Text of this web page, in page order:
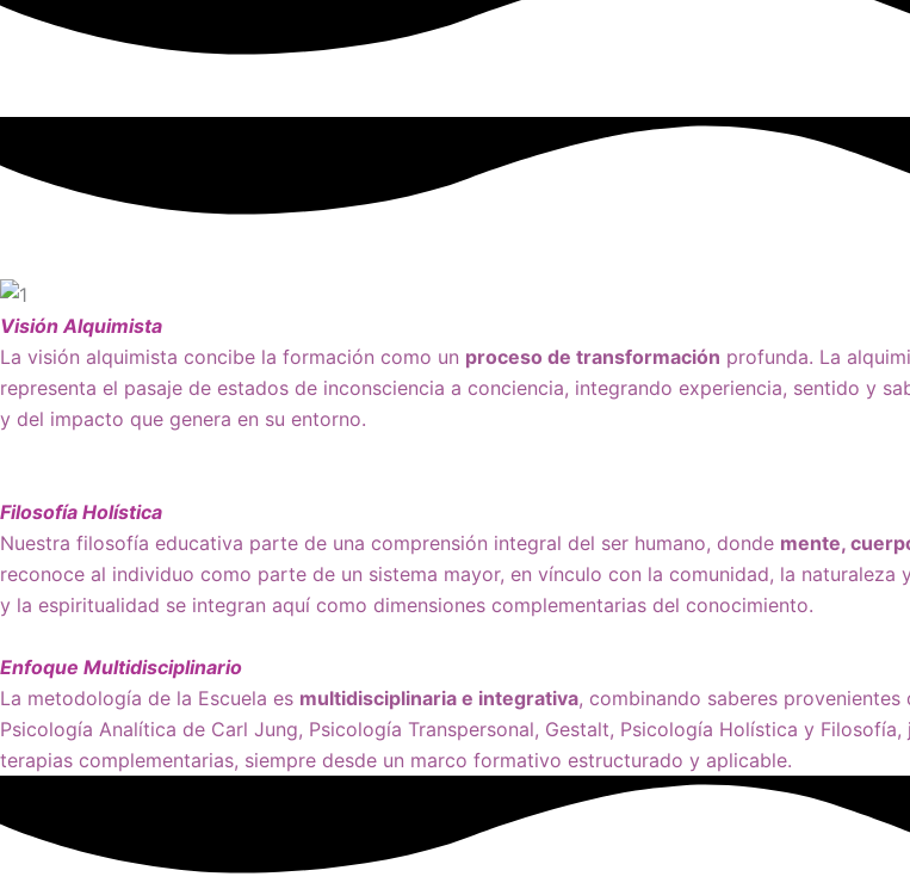
Visión Alquimista
La visión alquimista concibe la formación como un proceso de transformación profunda. La
representa el pasaje de estados de inconsciencia a conciencia, integrando experiencia, sentido y
y del impacto que genera en su entorno.
Filosofía Holística
Nuestra filosofía educativa parte de una comprensión integral del ser humano, donde mente,
reconoce al individuo como parte de un sistema mayor, en vínculo con la comunidad, la
y la espiritualidad se integran aquí como dimensiones complementarias del conocimiento.
Enfoque Multidisciplinario
La metodología de la Escuela es multidisciplinaria e integrativa, combinando saberes
Psicología Analítica de Carl Jung, Psicología Transpersonal, Gestalt, Psicología Holística y
terapias complementarias, siempre desde un marco formativo estructurado y aplicable.